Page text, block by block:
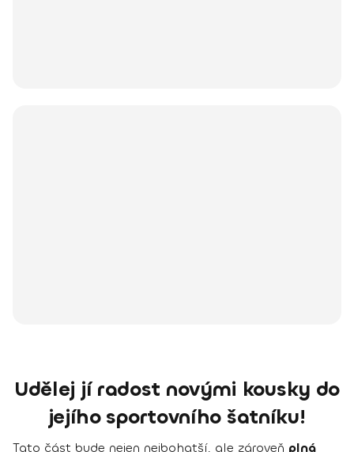
Udělej jí radost novými kousky do
jejího sportovního šatníku!
Tato část bude nejen nejbohatší, ale zároveň plná